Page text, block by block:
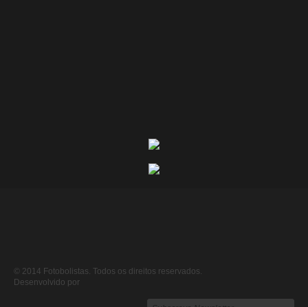
© 2014 Fotobolistas. Todos os direitos reservados.
Desenvolvido por